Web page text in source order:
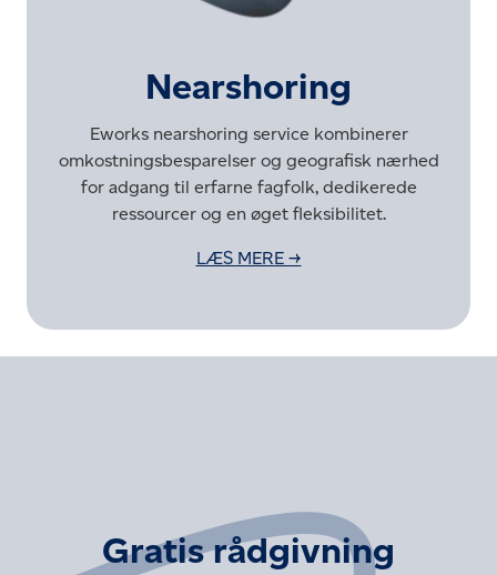
Nearshoring
Eworks nearshoring service kombinerer
omkostningsbesparelser og geografisk nærhed
for adgang til erfarne fagfolk, dedikerede
ressourcer og en øget fleksibilitet.
LÆS MERE →
Gratis rådgivning